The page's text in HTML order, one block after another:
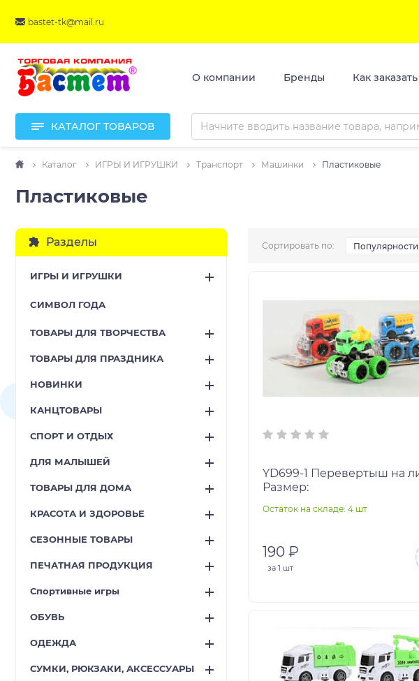
bastet-tk@mail.ru
О компании Бренды Как заказать
КАТАЛОГ ТОВАРОВ
Каталог ИГРЫ И ИГРУШКИ Транспорт Машинки Пластиковые
Пластиковые
Разделы
ИГРЫ И ИГРУШКИ
CИМВОЛ ГОДА
ТОВАРЫ ДЛЯ ТВОРЧЕСТВА
ТОВАРЫ ДЛЯ ПРАЗДНИКА
НОВИНКИ
КАНЦТОВАРЫ
СПОРТ И ОТДЫХ
ДЛЯ МАЛЫШЕЙ
ТОВАРЫ ДЛЯ ДОМА
КРАСОТА И ЗДОРОВЬЕ
СЕЗОННЫЕ ТОВАРЫ
ПЕЧАТНАЯ ПРОДУКЦИЯ
Спортивные игры
ОБУВЬ
ОДЕЖДА
СУМКИ, РЮКЗАКИ, АКСЕССУАРЫ
Сортировать по: Популярности
YD699-1 Перевертыш на листе.
Размер:
Остаток на складе: 4 шт
190 ₽
за 1 шт